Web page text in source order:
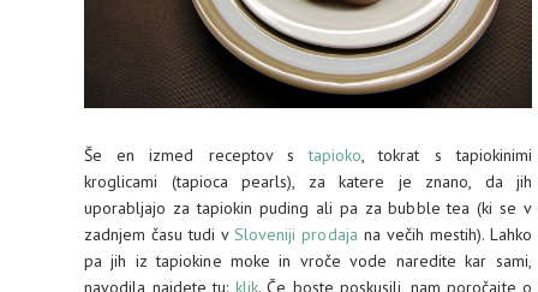
Še en izmed receptov stapioko, tokrat s tapiokinimi
kroglicami (tapioca pearls), za katere je znano, da jih
uporabljajo za tapiokin puding ali pa za bubble tea (ki se v
zadnjem času tudi vSloveniji prodaja na večih mestih). Lahko
pa jih iz tapiokine moke in vroče vode naredite kar sami,